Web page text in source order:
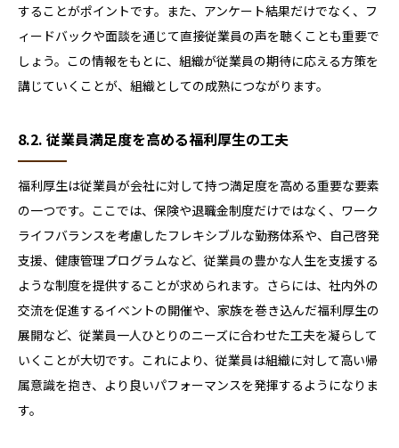
することがポイントです。また、アンケート結果だけでなく、フ
ィードバックや面談を通じて直接従業員の声を聴くことも重要で
しょう。この情報をもとに、組織が従業員の期待に応える方策を
講じていくことが、組織としての成熟につながります。
8.2. 従業員満足度を高める福利厚生の工夫
福利厚生は従業員が会社に対して持つ満足度を高める重要な要素
の一つです。ここでは、保険や退職金制度だけではなく、ワーク
ライフバランスを考慮したフレキシブルな勤務体系や、自己啓発
支援、健康管理プログラムなど、従業員の豊かな人生を支援する
ような制度を提供することが求められます。さらには、社内外の
交流を促進するイベントの開催や、家族を巻き込んだ福利厚生の
展開など、従業員一人ひとりのニーズに合わせた工夫を凝らして
いくことが大切です。これにより、従業員は組織に対して高い帰
属意識を抱き、より良いパフォーマンスを発揮するようになりま
す。